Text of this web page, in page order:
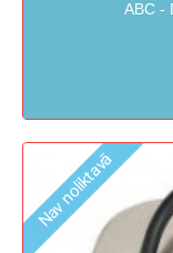
ABC -
Nav noliktavā